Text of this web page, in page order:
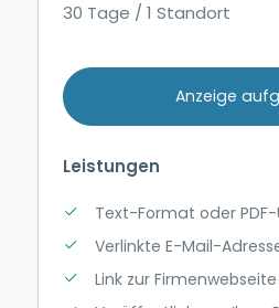
30 Tage / 1 Standort
Anzeige
Leistungen
Text-Format oder
Verlinkte E-Mail-
Link zur Firmenwebseite